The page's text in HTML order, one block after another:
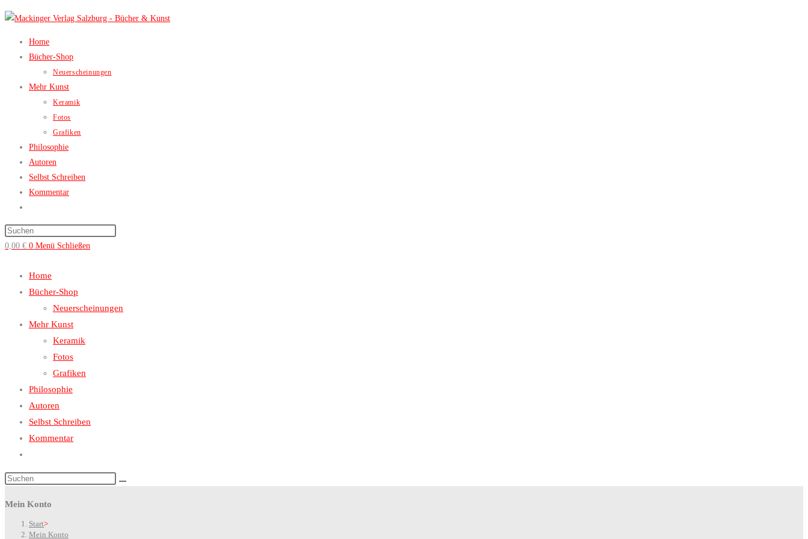
Zum
springenHome
Bücher-Shop
Neuerscheinungen
Mehr Kunst
Keramik
Fotos
Grafiken
Philosophie
Autoren
Selbst Schreiben
Kommentar
umschalten
search
0,00 € 0 Menü Schließen
Home
Bücher-Shop
Neuerscheinungen
Mehr Kunst
Keramik
Fotos
Grafiken
Philosophie
Autoren
Selbst Schreiben
Kommentar
umschalten
Diese
durchsuchen
Mein Konto
Start>
Mein Konto